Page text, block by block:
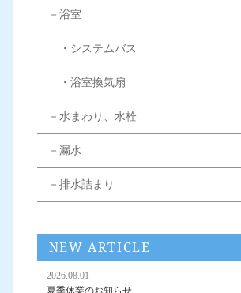
－浴室
・システムバス
・浴室換気扇
－水まわり、水栓
－漏水
－排水詰まり
NEW ARTICLE
2026.08.01
夏季休業のお知らせ